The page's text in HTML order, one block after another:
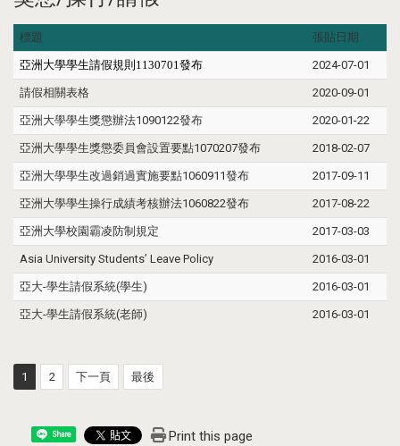
標題 張貼日期
亞洲大學學生請假規則1130701發布 2024-07-01
請假相關表格 2020-09-01
亞洲大學學生獎懲辦法1090122發布 2020-01-22
亞洲大學學生獎懲委員會設置要點1070207發布 2018-02-07
亞洲大學學生改過銷過實施要點1060911發布 2017-09-11
亞洲大學學生操行成績考核辦法1060822發布 2017-08-22
亞洲大學校園霸凌防制規定 2017-03-03
Asia University Students’ Leave Policy 2016-03-01
亞大-學生請假系統(學生) 2016-03-01
亞大-學生請假系統(老師) 2016-03-01
1 2 下一頁 最後
Share Print this page